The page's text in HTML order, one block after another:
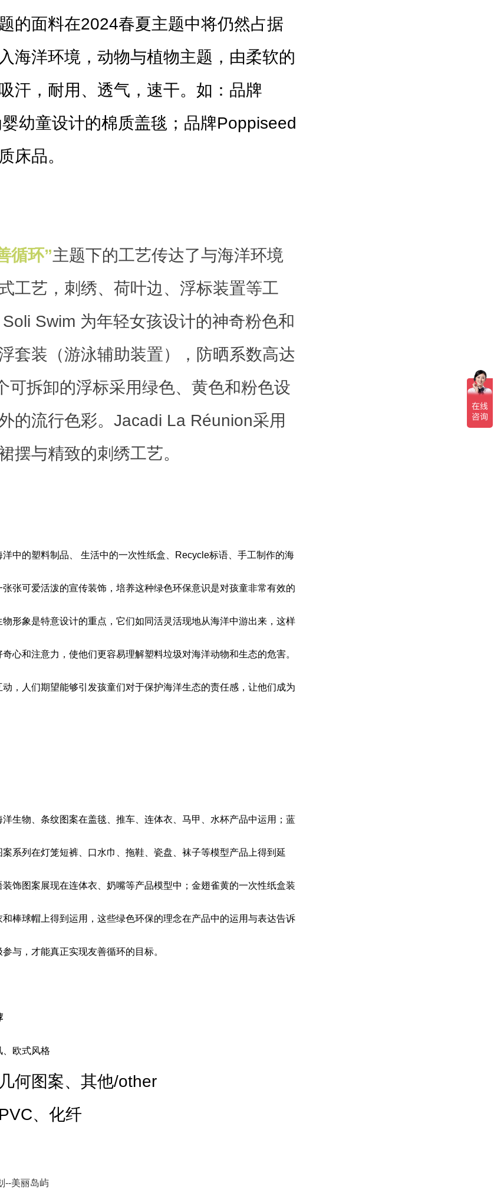
的面料在2024春夏主题中将仍然占据
海洋环境，动物与植物主题，由柔软的
汗，耐用、透气，速干。如：品牌
幼童设计的棉质盖毯；品牌Poppiseed
床品。
循环”主题下的工艺传达了与海洋环境
工艺，刺绣、荷叶边、浮标装置等工
Swim 为年轻女孩设计的神奇粉色和
套装（游泳辅助装置），防晒系数高达
可拆卸的浮标采用绿色、黄色和粉色设
的流行色彩。Jacadi La Réunion采用
摆与精致的刺绣工艺。
洋中的塑料制品、 生活中的一次性纸盒、Recycle标语、手工制作的海
张可爱活泼的宣传装饰，培养这种绿色环保意识是对孩童非常有效的
形象是特意设计的重点，它们如同活灵活现地从海洋中游出来，这样
心和注意力，使他们更容易理解塑料垃圾对海洋动物和生态的危害。
，人们期望能够引发孩童们对于保护海洋生态的责任感，让他们成为
生物、条纹图案在盖毯、推车、连体衣、马甲、水杯产品中运用；蓝
案系列在灯笼短裤、口水巾、拖鞋、瓷盘、袜子等模型产品上得到延
饰图案展现在连体衣、奶嘴等产品模型中；金翅雀黄的一次性纸盒装
棒球帽上得到运用，这些绿色环保的理念在产品中的运用与表达告诉
与，才能真正实现友善循环的目标。
欧式风格
何图案、其他/other
、化纤
--美丽岛屿